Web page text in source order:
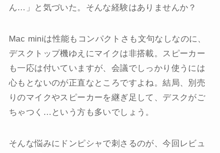
ん…」と気づいた。そんな経験はありませんか？
Mac miniは性能もコンパクトさも文句なしなのに、
デスクトップ機ゆえにマイクは非搭載。スピーカー
も一応は付いていますが、会議でしっかり使うには
心もとないのが正直なところですよね。結局、別売
りのマイクやスピーカーを継ぎ足して、デスクがご
ちゃつく…という方も多いでしょう。
そんな悩みにドンピシャで刺さるのが、今回レビュ